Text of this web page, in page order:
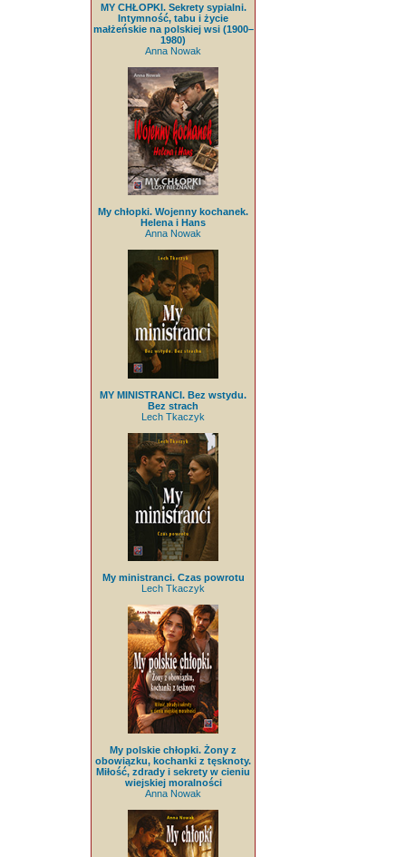
MY CHŁOPKI. Sekrety sypialni.
Intymność, tabu i życie
małżeńskie na polskiej wsi (1900–
1980)
Anna Nowak
My chłopki. Wojenny kochanek.
Helena i Hans
Anna Nowak
MY MINISTRANCI. Bez wstydu.
Bez strach
Lech Tkaczyk
My ministranci. Czas powrotu
Lech Tkaczyk
My polskie chłopki. Żony z
obowiązku, kochanki z tęsknoty.
Miłość, zdrady i sekrety w cieniu
wiejskiej moralności
Anna Nowak